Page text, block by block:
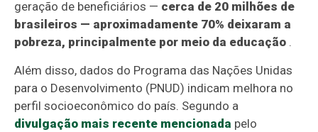
geração de beneficiários — cerca de 20 milhões de
brasileiros — aproximadamente 70% deixaram a
pobreza, principalmente por meio da educação .
Além disso, dados do Programa das Nações Unidas
para o Desenvolvimento (PNUD) indicam melhora no
perfil socioeconômico do país. Segundo a
divulgação mais recente mencionada pelo